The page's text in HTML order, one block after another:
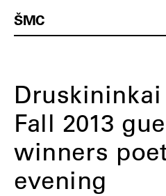
ŠMC
Fall 2013
winners
evening